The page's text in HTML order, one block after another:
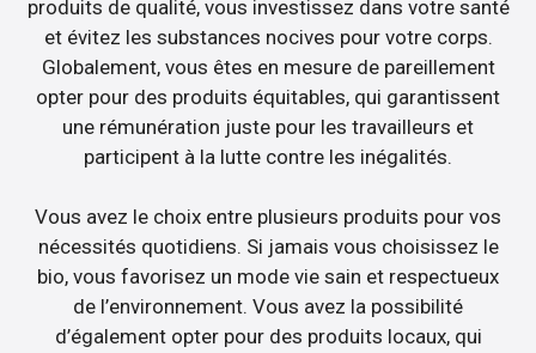
produits de qualité, vous investissez dans votre santé
et évitez les substances nocives pour votre corps.
Globalement, vous êtes en mesure de pareillement
opter pour des produits équitables, qui garantissent
une rémunération juste pour les travailleurs et
participent à la lutte contre les inégalités.
Vous avez le choix entre plusieurs produits pour vos
nécessités quotidiens. Si jamais vous choisissez le
bio, vous favorisez un mode vie sain et respectueux
de l’environnement. Vous avez la possibilité
d’également opter pour des produits locaux, qui